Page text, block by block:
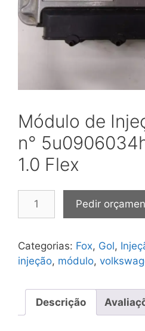
Módulo de
n°
1.0 Flex
Módulo
Gol
/
n°
5u0906034h
Iaw
Pedir
Categorias: Fox, Gol,
injeção, módulo,
Descrição